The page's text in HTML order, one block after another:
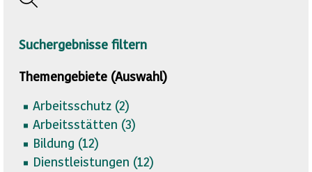
Suchergebnisse filtern
Themengebiete (Auswahl)
Arbeitsschutz (2)
Arbeitsstätten (3)
Bildung (12)
Dienstleistungen (12)